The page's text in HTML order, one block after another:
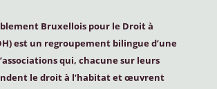
Bruxellois pour le Droit à
) est un regroupement bilingue d’une
qui, chacune sur leurs
le droit à l’habitat et œuvrent